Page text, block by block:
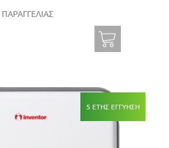
5 ΕΤΗΣ ΕΓΓΥΗΣΗ